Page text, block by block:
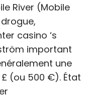
River (Mobile
casino ‘s
important
une
(ou 500 €). État